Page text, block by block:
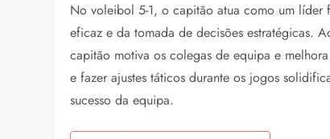
No voleibol 5-1, o capitão atua como um líder
eficaz e da tomada de decisões estratégicas.
capitão motiva os colegas de equipa e
e fazer ajustes táticos durante os jogos
sucesso da equipa.